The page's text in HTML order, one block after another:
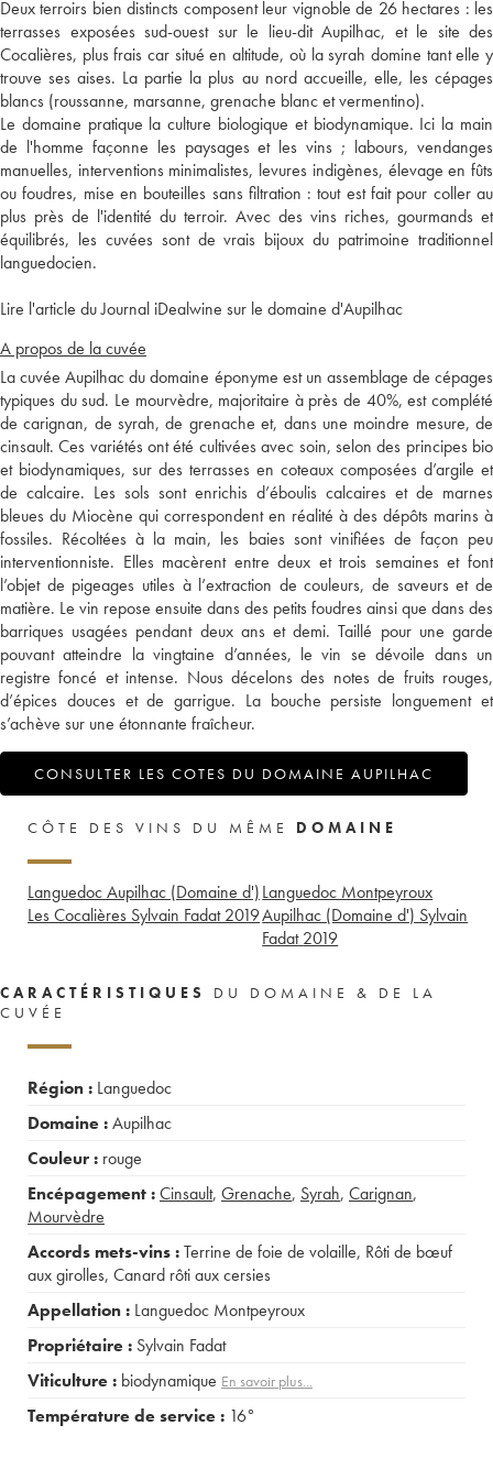
Deux terroirs bien distincts composent leur vignoble de 26 hectares : les
terrasses exposées sud-ouest sur le lieu-dit Aupilhac, et le site des
Cocalières, plus frais car situé en altitude, où la syrah domine tant elle y
trouve ses aises. La partie la plus au nord accueille, elle, les cépages
blancs (roussanne, marsanne, grenache blanc et vermentino).
Le domaine pratique la culture biologique et biodynamique. Ici la main
de l'homme façonne les paysages et les vins ; labours, vendanges
manuelles, interventions minimalistes, levures indigènes, élevage en fûts
ou foudres, mise en bouteilles sans filtration : tout est fait pour coller au
plus près de l'identité du terroir. Avec des vins riches, gourmands et
équilibrés, les cuvées sont de vrais bijoux du patrimoine traditionnel
languedocien.
Lire l'article du Journal iDealwine sur le domaine d'Aupilhac
A propos de la cuvée
La cuvée Aupilhac du domaine éponyme est un assemblage de cépages
typiques du sud. Le mourvèdre, majoritaire à près de 40%, est complété
de carignan, de syrah, de grenache et, dans une moindre mesure, de
cinsault. Ces variétés ont été cultivées avec soin, selon des principes bio
et biodynamiques, sur des terrasses en coteaux composées d’argile et
de calcaire. Les sols sont enrichis d’éboulis calcaires et de marnes
bleues du Miocène qui correspondent en réalité à des dépôts marins à
fossiles. Récoltées à la main, les baies sont vinifiées de façon peu
interventionniste. Elles macèrent entre deux et trois semaines et font
l’objet de pigeages utiles à l’extraction de couleurs, de saveurs et de
matière. Le vin repose ensuite dans des petits foudres ainsi que dans des
barriques usagées pendant deux ans et demi. Taillé pour une garde
pouvant atteindre la vingtaine d’années, le vin se dévoile dans un
registre foncé et intense. Nous décelons des notes de fruits rouges,
d’épices douces et de garrigue. La bouche persiste longuement et
s’achève sur une étonnante fraîcheur.
CONSULTER LES COTES DU DOMAINE AUPILHAC
CÔTE DES VINS DU MÊME DOMAINE
Languedoc Aupilhac (Domaine d')
Les Cocalières Sylvain Fadat 2019
Languedoc Montpeyroux
Aupilhac (Domaine d') Sylvain
Fadat 2019
CARACTÉRISTIQUES
DU DOMAINE & DE LA
CUVÉE
Région : Languedoc
Domaine :Aupilhac
Couleur : rouge
Encépagement :Cinsault, Grenache, Syrah, Carignan,
Mourvèdre
Accords mets-vins :Terrine de foie de volaille, Rôti de bœuf
aux girolles, Canard rôti aux cersies
Appellation : Languedoc Montpeyroux
Propriétaire : Sylvain Fadat
Viticulture : biodynamique En savoir plus...
Température de service : 16°